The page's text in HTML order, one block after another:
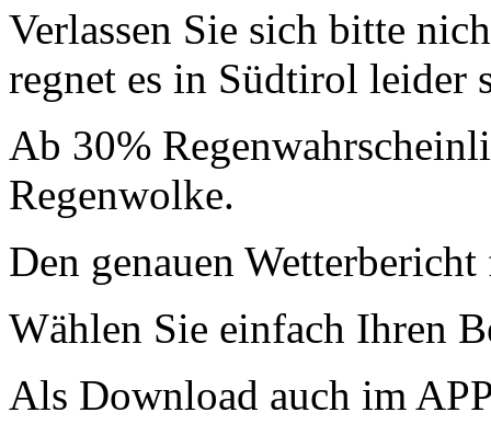
Verlassen Sie sich bitte
regnet es in Südtirol leider
Ab 30%
Regenwolke.
Den genauen
Wählen Sie einfach Ihren
Als Download auch im